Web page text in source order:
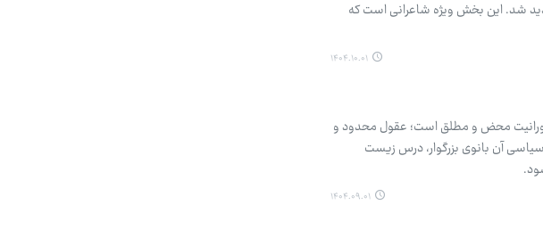
به بخش جنبی بیستمین جشنواره بین‌المللی شعر فجر تا ۱۰ دی ۱۴۰۴ تمدید شد. این بخش ویژه شاعرانی است که
۱۴۰۴.۱۰.۰۱
محض و مطلق است؛ عقول محدود و
آن بانوی بزرگوار، درس زیست
۱۴۰۴.۰۹.۰۱